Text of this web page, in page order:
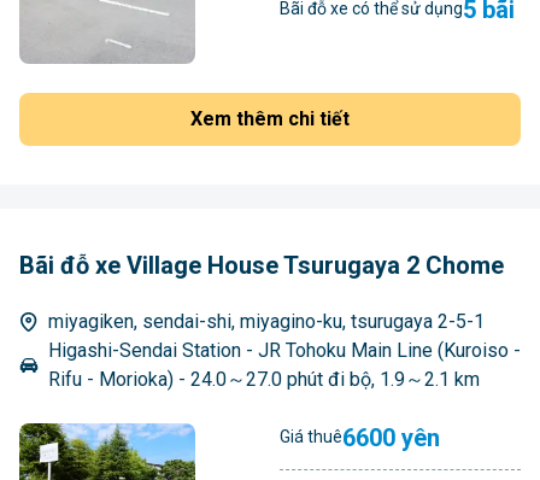
Bãi đỗ xe có thể sử dụng5 bãi
Xem thêm chi tiết
Bãi đỗ xe Village House Tsurugaya 2 Chome
miyagiken, sendai-shi, miyagino-ku, tsurugaya 2-5-1
Higashi-Sendai Station - JR Tohoku Main Line (Kuroiso -
Rifu - Morioka) - 24.0～27.0 phút đi bộ, 1.9～2.1 km
Giá thuê6600 yên